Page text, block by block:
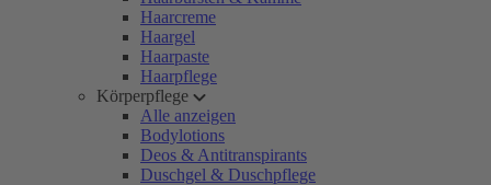
Haarcreme
Haargel
Haarpaste
Haarpflege
Körperpflege
Alle anzeigen
Bodylotions
Deos & Antitranspirants
Duschgel & Duschpflege